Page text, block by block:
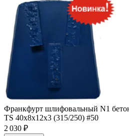
Франкфурт шлифовальный N1
TS 40x8x12x3 (315/250) #50
2 030 ₽